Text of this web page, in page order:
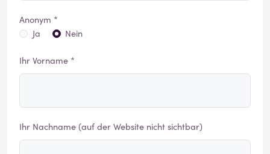
Anonym *
Ja
Nein
Ihr Vorname *
Ihr Nachname (auf der Website nicht sichtbar)